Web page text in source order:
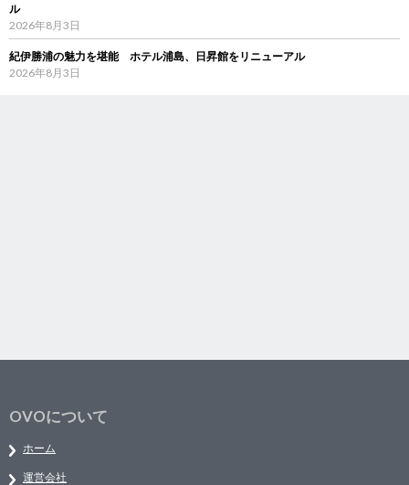
ル
2026年8月3日
紀伊勝浦の魅力を堪能 ホテル浦島、日昇館をリニューアル
2026年8月3日
OVOについて
ホーム
運営会社